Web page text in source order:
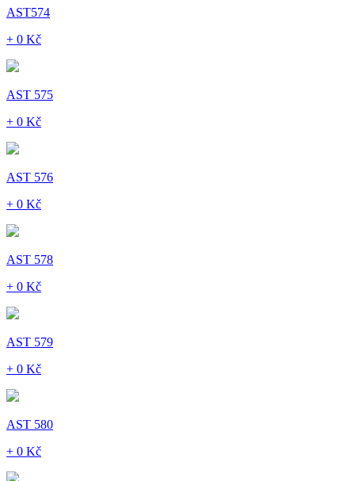
AST574
+ 0 Kč
AST 575
+ 0 Kč
AST 576
+ 0 Kč
AST 578
+ 0 Kč
AST 579
+ 0 Kč
AST 580
+ 0 Kč